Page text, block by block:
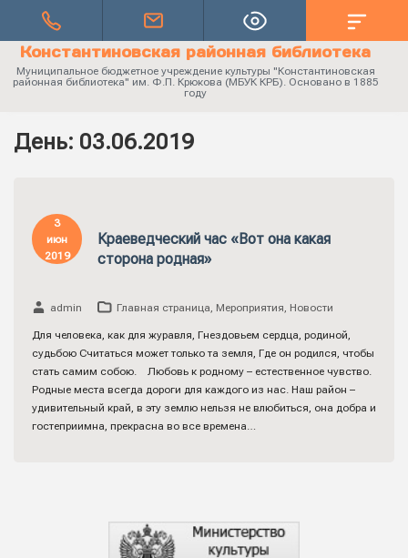
Константиновская районная библиотека
Муниципальное бюджетное учреждение культуры "Константиновская
районная библиотека" им. Ф.П. Крюкова (МБУК КРБ). Основано в 1885
году
День: 03.06.2019
3
июн
2019
Краеведческий час «Вот она какая
сторона родная»
admin Главная страница, Мероприятия, Новости
Для человека, как для журавля, Гнездовьем сердца, родиной,
судьбою Считаться может только та земля, Где он родился, чтобы
стать самим собою. Любовь к родному – естественное чувство.
Родные места всегда дороги для каждого из нас. Наш район –
удивительный край, в эту землю нельзя не влюбиться, она добра и
гостеприимна, прекрасна во все времена…